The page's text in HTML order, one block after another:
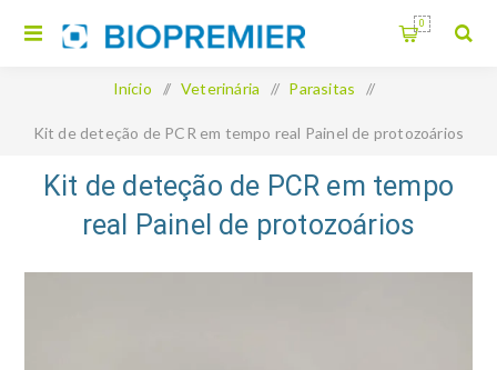
0
Início / Veterinária / Parasitas /
Kit de deteção de PCR em tempo real Painel de protozoários
hemoparasitários
Kit de deteção de PCR em tempo
real Painel de protozoários
hemoparasitários